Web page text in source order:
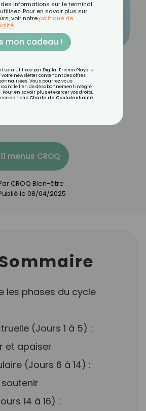
: comment
alimentation
menstruel ?
menus CROQ
CROQ Bien-être
le 08/04/2025
les phases du cycle
(Jours 1 à 5) :
et apaiser
(Jours 6 à 14) :
14 à 16) :
informations sur le terminal
Pour en savoir plus sur
voir notre politique de
.
mon cadeau !
sera utilisée par Digital Prisma Players
votre newsletter contenant des offres
Vous pourrez vous
le lien de désabonnement intégré
en savoir plus et exercer vos droits,
de notre Charte de Confidentialité.